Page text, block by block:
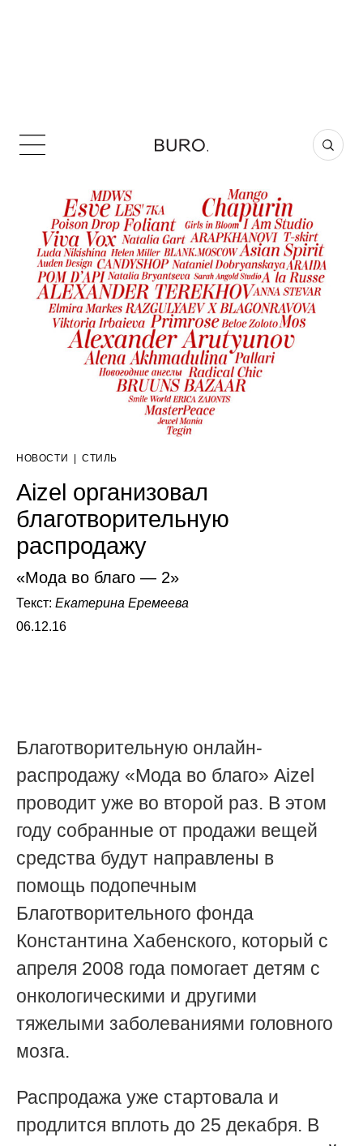
НОВОСТИ | СТИЛЬ
Aizel организовал
благотворительную
распродажу
«Мода во благо — 2»
Текст: Екатерина Еремеева
06.12.16
Благотворительную онлайн-
распродажу «Мода во благо» Aizel
проводит уже во второй раз. В этом
году собранные от продажи вещей
средства будут направлены в
помощь подопечным
Благотворительного фонда
Константина Хабенского, который с
апреля 2008 года помогает детям с
онкологическими и другими
тяжелыми заболеваниями головного
мозга.
Распродажа уже стартовала и
продлится вплоть до 25 декабря. В